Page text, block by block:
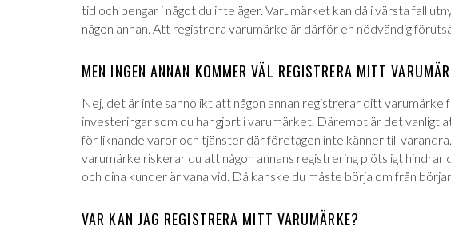
tid och pengar i något du inte äger. Varumärket kan då i värsta fall
någon annan. Att registrera varumärke är därför en nödvändig
MEN INGEN ANNAN KOMMER VÄL REGISTRERA MITT
Nej, det är inte sannolikt att någon annan registrerar ditt
investeringar som du har gjort i varumärket. Däremot är det vanligt
för liknande varor och tjänster där företagen inte känner till
varumärke riskerar du att någon annans registrering plötsligt hindrar
och dina kunder är vana vid. Då kanske du måste börja om från
VAR KAN JAG REGISTRERA MITT VARUMÄRKE?